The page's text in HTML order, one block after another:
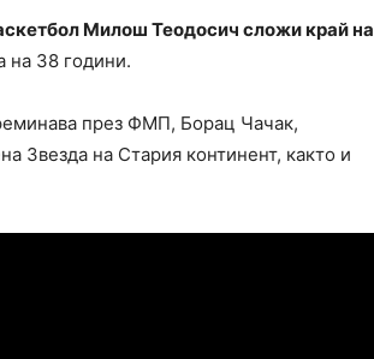
Милош Теодосич сложи край на
на 38 години.
през ФМП, Борац Чачак,
Звезда на Стария континент, както и